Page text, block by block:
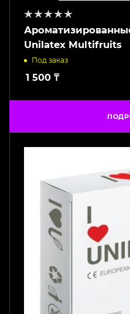
Unilatex Multifruits
Под заказ
1 500 ₸